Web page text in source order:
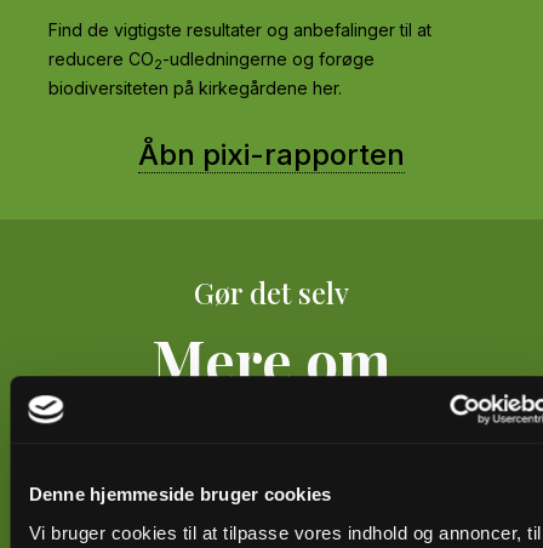
Denne hjemmeside bruger cookies
Vi bruger cookies til at tilpasse vores indhold og annoncer, til
Find de vigtigste resultater og anbefalinger til at
reducere CO2-udledningerne og forøge
biodiversiteten på kirkegårdene her.
Åbn pixi-rapporten
Gør det selv
Mere om
biodiversitet og
biofaktor